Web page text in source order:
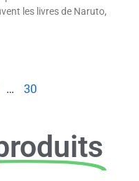
les livres de Naruto,
… 30